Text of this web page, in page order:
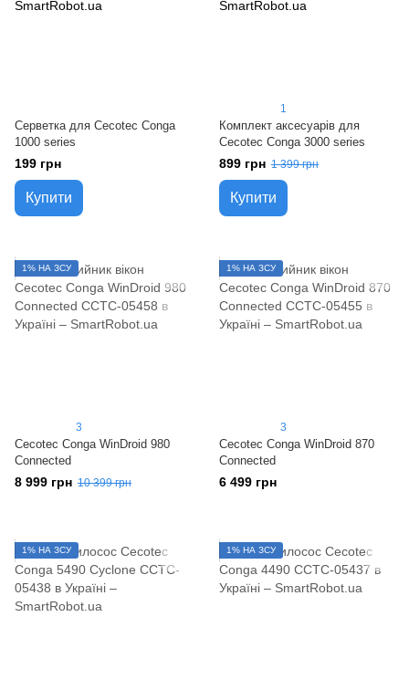
Серветка для Cecotec Conga
1000 series
199 грн
Купити
1
Комплект аксесуарів для
Cecotec Conga 3000 series
899 грн 1 399 грн
Купити
1% НА ЗСУ
3
Cecotec Conga WinDroid 980
Connected
8 999 грн 10 399 грн
1% НА ЗСУ
3
Cecotec Conga WinDroid 870
Connected
6 499 грн
1% НА ЗСУ 1% НА ЗСУ